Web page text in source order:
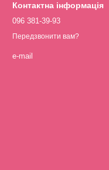
Контактна інформація
096 381-39-93
Передзвонити вам?
e-mail